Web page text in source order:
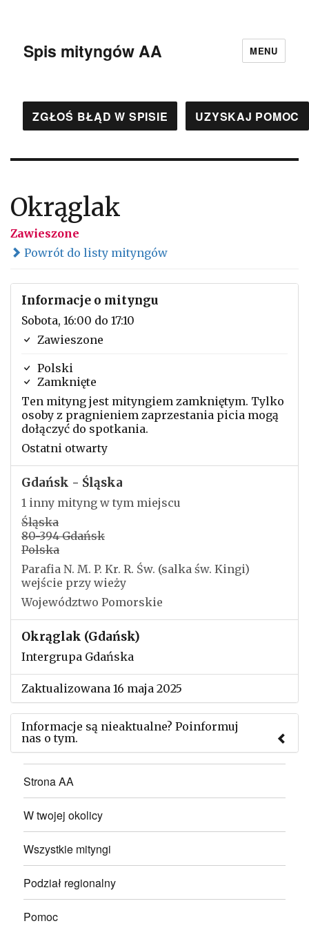
Spis mityngów AA MENU
ZGŁOŚ BŁĄD W SPISIE UZYSKAJ POMOC
Okrąglak
Zawieszone
Powrót do listy mityngów
Informacje o mityngu
Sobota, 16:00 do 17:10
Zawieszone
Polski
Zamknięte
Ten mityng jest mityngiem zamkniętym. Tylko
osoby z pragnieniem zaprzestania picia mogą
dołączyć do spotkania.
Ostatni otwarty
Gdańsk - Śląska
1 inny mityng w tym miejscu
Śląska
80-394 Gdańsk
Polska
Parafia N. M. P. Kr. R. Św. (salka św. Kingi)
wejście przy wieży
Województwo Pomorskie
Okrąglak (Gdańsk)
Intergrupa Gdańska
Zaktualizowana 16 maja 2025
Informacje są nieaktualne? Poinformuj
nas o tym.
Użyj tego formularza aby przesłać informację o
zmianach w powyższym mityngu.
Strona AA
W twojej okolicy
Wszystkie mityngi
Podział regionalny
Pomoc